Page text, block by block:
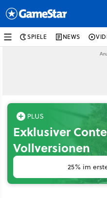
SPIELE NEWS
Exklusiver
Vollversionen
25% im